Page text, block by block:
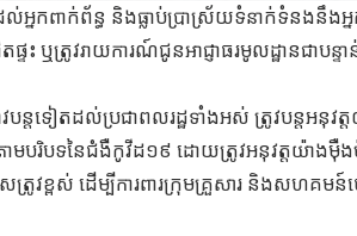
វដល់អ្នកពាក់ព័ន្ធ និងធ្លាប់ប្រាស្រ័យទំនាក់ទំនង
ឬត្រូវរាយការណ៍ជូនអាជ្ញាធរមូលដ្ឋានជាបន្ទ
ន្ដទៀតដល់ប្រជាពលរដ្ឋទាំងអស់ ត្រូវបន្ដអនុវត្តឲ្
មបរិបទនៃជំងឺកូវីដ១៩ ដោយត្រូវអនុវត្តយ៉ាងម៉ឺង
វខ្ពស់ ដើម្បីការពារក្រុមគ្រួសារ និងសហគ